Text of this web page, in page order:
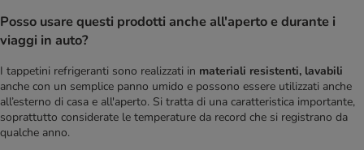
Posso usare questi prodotti anche all'aperto e durante i
viaggi in auto?
I tappetini refrigeranti sono realizzati in materiali resistenti, lavabili
anche con un semplice panno umido e possono essere utilizzati anche
all’esterno di casa e all'aperto. Si tratta di una caratteristica importante,
soprattutto considerate le temperature da record che si registrano da
qualche anno.